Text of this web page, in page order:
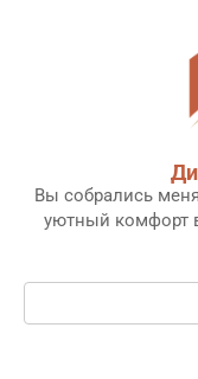
Вы собрались
уютный комфорт
Поиск: